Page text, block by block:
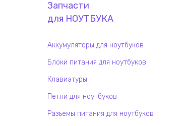
Запчасти
для НОУТБУКА
Аккумуляторы для ноутбуков
Блоки питания для ноутбуков
Клавиатуры
Петли для ноутбуков
Разъемы питания для ноутбуков